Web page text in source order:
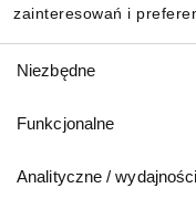
zainteresowań i
zgody
Niezbędne
Funkcjonalne
Analityczne /